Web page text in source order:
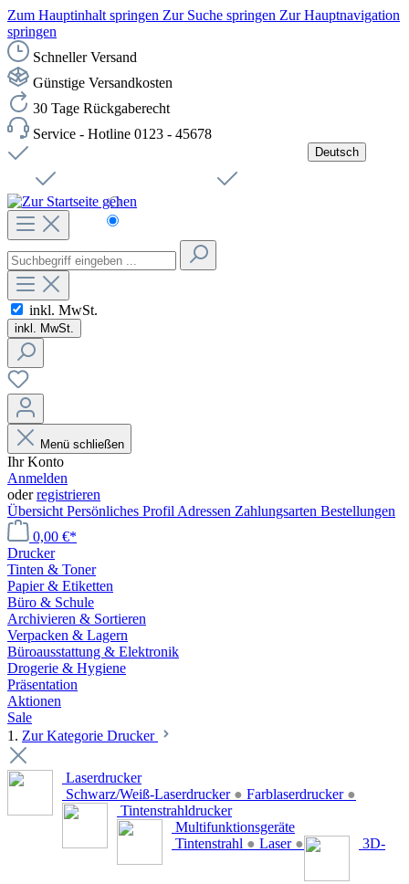
Zum Hauptinhalt springen Zur Suche springen Zur Hauptnavigation
springen
Schneller Versand
Günstige Versandkosten
30 Tage Rückgaberecht
Service - Hotline 0123 - 45678
Deutsch
Čeština
inkl. MwSt.
inkl. MwSt.
Menü schließen
Ihr Konto
Anmelden
oderregistrieren
Übersicht Persönliches Profil Adressen Zahlungsarten Bestellungen
0,00 €*
Drucker
Tinten & Toner
Papier & Etiketten
Büro & Schule
Archivieren & Sortieren
Verpacken & Lagern
Büroausstattung & Elektronik
Drogerie & Hygiene
Präsentation
Aktionen
Sale
1. Zur Kategorie Drucker
Laserdrucker
Schwarz/Weiß-Laserdrucker ● Farblaserdrucker ●
Tintenstrahldrucker
Multifunktionsgeräte
Tintenstrahl ● Laser ● 3D-